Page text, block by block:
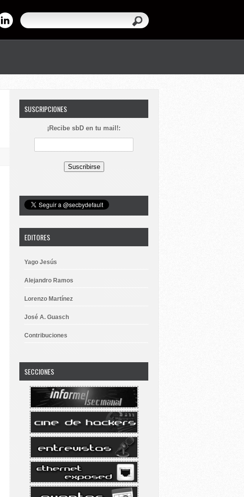
SUSCRIPCIONES
¡Recibe sbD en tu mail!:
EDITORES
Yago Jesús
Alejandro Ramos
Lorenzo Martínez
José A. Guasch
Contribuciones
SECCIONES